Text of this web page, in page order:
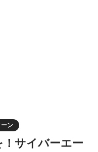
ン
サイバーエー